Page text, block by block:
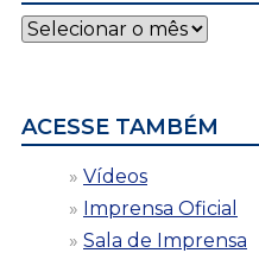
Notícias
por
ACESSE TAMBÉM
Vídeos
Imprensa Oficial
Sala de Imprensa